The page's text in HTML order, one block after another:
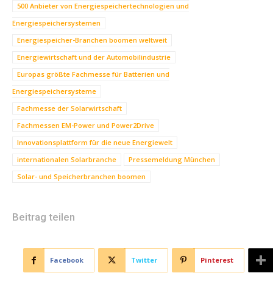
500 Anbieter von Energiespeichertechnologien und
Energiespeichersystemen
Energiespeicher-Branchen boomen weltweit
Energiewirtschaft und der Automobilindustrie
Europas größte Fachmesse für Batterien und
Energiespeichersysteme
Fachmesse der Solarwirtschaft
Fachmessen EM-Power und Power2Drive
Innovationsplattform für die neue Energiewelt
internationalen Solarbranche
Pressemeldung München
Solar- und Speicherbranchen boomen
Beitrag teilen
Facebook Twitter Pinterest